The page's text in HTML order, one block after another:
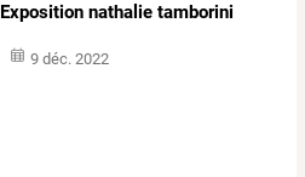
Exposition nathalie tamborini
9 déc. 2022